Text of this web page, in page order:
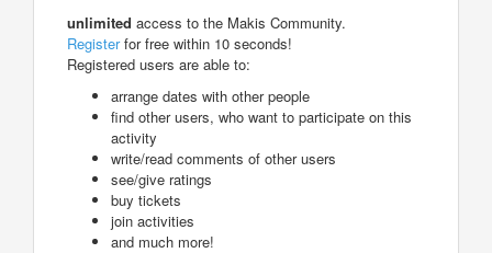
unlimited access to the Makis Community.
Registerfor free within 10 seconds!
Registered users are able to:
arrange dates with other people
find other users, who want to participate on this
activity
write/read comments of other users
see/give ratings
buy tickets
join activities
and much more!